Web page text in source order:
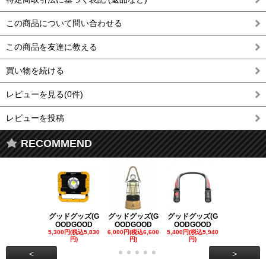
この商品について問い合わせる
この商品を友達に教える
買い物を続ける
レビューを見る(0件)
レビューを投稿
RECOMMEND
グッドグッズ(G
OODGOOD
5,300円(税込5,830
円)
グッドグッズ(G
OODGOOD
6,000円(税込6,600
円)
グッドグッズ(G
OODGOOD
5,400円(税込5,940
円)
< >